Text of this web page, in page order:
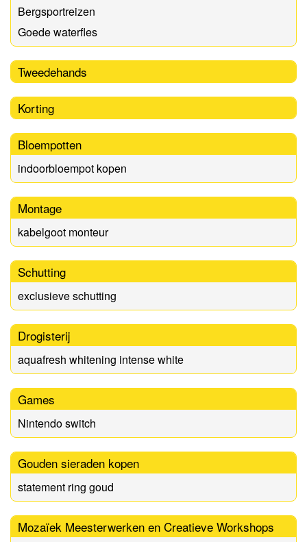
Bergsportreizen
Goede waterfles
Tweedehands
Korting
Bloempotten
indoorbloempot kopen
Montage
kabelgoot monteur
Schutting
exclusieve schutting
Drogisterij
aquafresh whitening intense white
Games
Nintendo switch
Gouden sieraden kopen
statement ring goud
Mozaïek Meesterwerken en Creatieve Workshops